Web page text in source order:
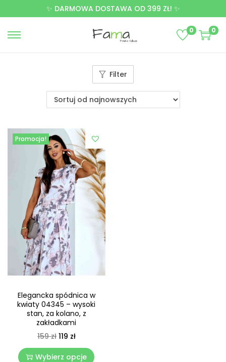
✨ DARMOWA DOSTAWA OD 399 ZŁ! ✨
0 0
Filter
Promocja!
Elegancka spódnica w
kwiaty 04345 – wysoki
stan, za kolano, z
zakładkami
159zł 119 zł
Wybierz opcje